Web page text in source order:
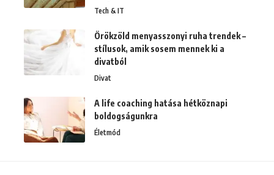
Tech & IT
Örökzöld menyasszonyi ruha trendek –
stílusok, amik sosem mennek ki a
divatból
Divat
A life coaching hatása hétköznapi
boldogságunkra
Életmód